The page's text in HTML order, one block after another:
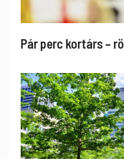
Pár perc kortárs –